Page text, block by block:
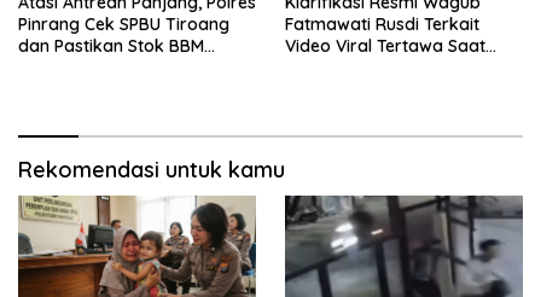
Pinrang Cek SPBU Tiroang
dan Pastikan Stok BBM
Fatmawati Rusdi Terkait
Video Viral Tertawa Saat
Rekomendasi untuk kamu